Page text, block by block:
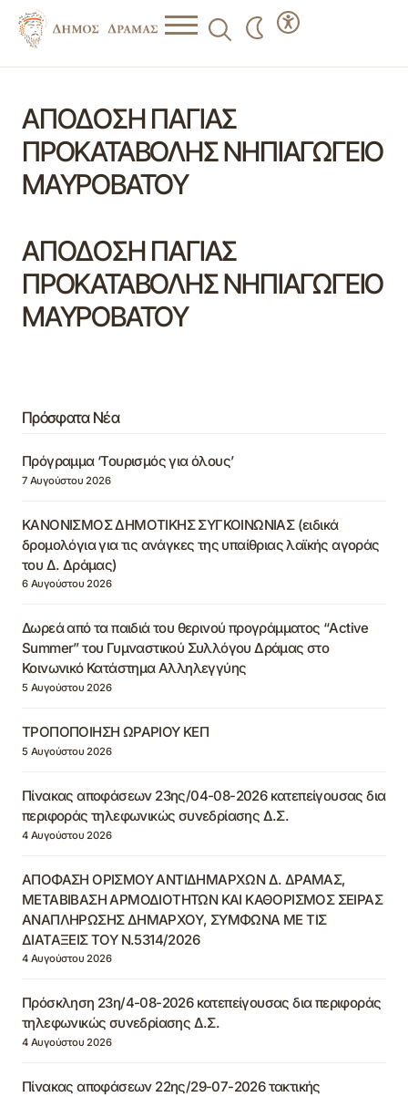
ΑΠΟΔΟΣΗ ΠΑΓΙΑΣ
ΠΡΟΚΑΤΑΒΟΛΗΣ ΝΗΠΙΑΓΩΓΕΙΟ
ΜΑΥΡΟΒΑΤΟΥ
ΑΠΟΔΟΣΗ ΠΑΓΙΑΣ
ΠΡΟΚΑΤΑΒΟΛΗΣ ΝΗΠΙΑΓΩΓΕΙΟ
ΜΑΥΡΟΒΑΤΟΥ
Πρόσφατα Νέα
Πρόγραμμα ‘Τουρισμός για όλους’
7 Αυγούστου 2026
ΚΑΝΟΝΙΣΜΟΣ ΔΗΜΟΤΙΚΗΣ ΣΥΓΚΟΙΝΩΝΙΑΣ (ειδικά
δρομολόγια για τις ανάγκες της υπαίθριας λαϊκής αγοράς
του Δ. Δράμας)
6 Αυγούστου 2026
Δωρεά από τα παιδιά του θερινού προγράμματος “Active
Summer” του Γυμναστικού Συλλόγου Δράμας στο
Κοινωνικό Κατάστημα Αλληλεγγύης
5 Αυγούστου 2026
ΤΡΟΠΟΠΟΙΗΣΗ ΩΡΑΡΙΟΥ ΚΕΠ
5 Αυγούστου 2026
Πίνακας αποφάσεων 23ης/04-08-2026 κατεπείγουσας δια
περιφοράς τηλεφωνικώς συνεδρίασης Δ.Σ.
4 Αυγούστου 2026
ΑΠΟΦΑΣΗ ΟΡΙΣΜΟΥ ΑΝΤΙΔΗΜΑΡΧΩΝ Δ. ΔΡΑΜΑΣ,
ΜΕΤΑΒΙΒΑΣΗ ΑΡΜΟΔΙΟΤΗΤΩΝ ΚΑΙ ΚΑΘΟΡΙΣΜΟΣ ΣΕΙΡΑΣ
ΑΝΑΠΛΗΡΩΣΗΣ ΔΗΜΑΡΧΟΥ, ΣΥΜΦΩΝΑ ΜΕ ΤΙΣ
ΔΙΑΤΑΞΕΙΣ ΤΟΥ Ν.5314/2026
4 Αυγούστου 2026
Πρόσκληση 23η/4-08-2026 κατεπείγουσας δια περιφοράς
τηλεφωνικώς συνεδρίασης Δ.Σ.
4 Αυγούστου 2026
Πίνακας αποφάσεων 22ης/29-07-2026 τακτικής